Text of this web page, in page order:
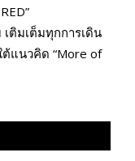
ติมเต็มทุกการเดิน
แนวคิด “More of